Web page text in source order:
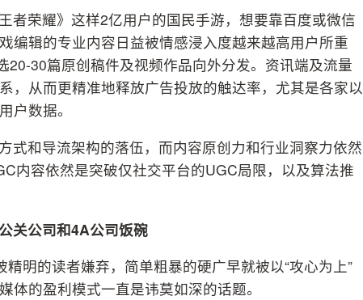
者荣耀》这样2亿用户的国民手游，想要靠百度或微信
编辑的专业内容日益被情感浸入度越来越高用户所重
20-30篇原创稿件及视频作品向外分发。资讯端及流量
，从而更精准地释放广告投放的触达率，尤其是各家以
户数据。
式和导流架构的落伍，而内容原创力和行业洞察力依然
内容依然是突破仅社交平台的UGC局限，以及算法推
关公司和4A公司饭碗
明的读者嫌弃，简单粗暴的硬广早就被以“攻心为上”
的盈利模式一直是讳莫如深的话题。